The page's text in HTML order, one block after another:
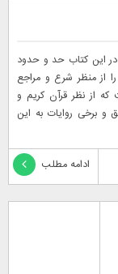
: در این کتاب حد و حدود
از منظر شرع و مراجع
از نظر قرآن كريم و
آیات 102 سوره بقره و 4 سوره فلق و برخی روایات به این
ادامه مطلب